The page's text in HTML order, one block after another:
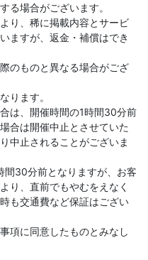
る場合がございます。
り、稀に掲載内容とサービ
ますが、返金・補償はでき
のものと異なる場合がござ
ります。
は、開催時間の1時間30分前
合は開催中止とさせていた
中止されることがございま
間30分前となりますが、お客
り、直前でもやむをえなく
も交通費など保証はござい
項に同意したものとみなし